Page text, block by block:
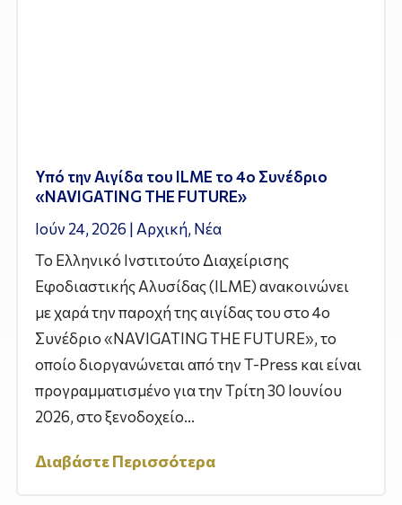
Υπό την Αιγίδα του ILME το 4ο Συνέδριο
«NAVIGATING THE FUTURE»
Ιούν 24, 2026 | Αρχική, Νέα
Το Ελληνικό Ινστιτούτο Διαχείρισης
Εφοδιαστικής Αλυσίδας (ILME) ανακοινώνει
με χαρά την παροχή της αιγίδας του στο 4ο
Συνέδριο «NAVIGATING THE FUTURE», το
οποίο διοργανώνεται από την T-Press και είναι
προγραμματισμένο για την Τρίτη 30 Ιουνίου
2026, στο ξενοδοχείο...
Διαβάστε Περισσότερα